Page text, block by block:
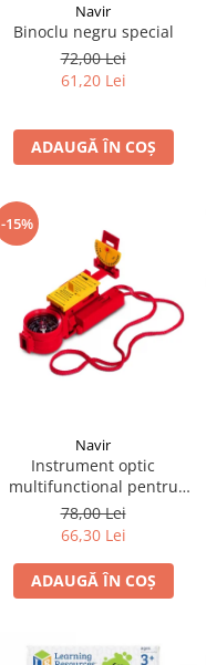
Navir
Binoclu negru special
72,00 Lei
61,20 Lei
ADAUGĂ ÎN COȘ
-15%
Navir
Instrument optic
multifunctional pentru
drumetii, Navir
78,00 Lei
66,30 Lei
ADAUGĂ ÎN COȘ